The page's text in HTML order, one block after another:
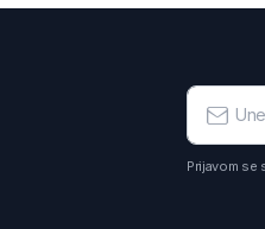
Prijavom se